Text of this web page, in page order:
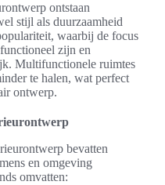
ontstaan
stijl als duurzaamheid
waarbij de focus
zijn en
Multifunctionele ruimtes
te halen, wat perfect
ontwerp.
bevatten
en omgeving
omvatten: